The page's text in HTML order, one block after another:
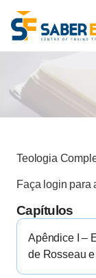
Teologia
Faça login para
Capítulos
Apêndice I –
de Rosseau